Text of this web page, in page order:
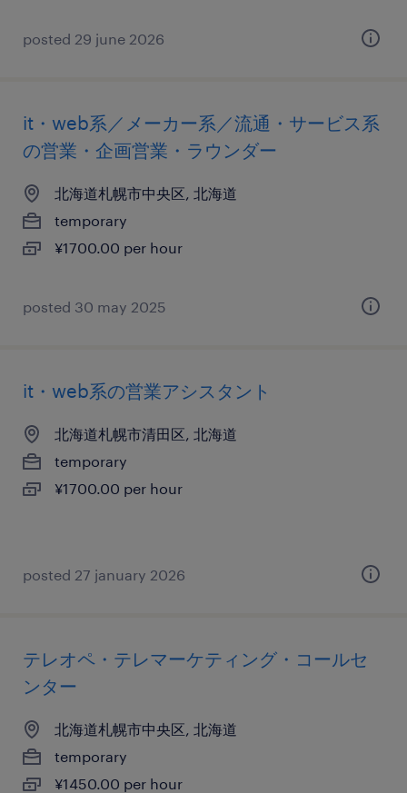
posted 29 june 2026
it・web系／メーカー系／流通・サービス系
の営業・企画営業・ラウンダー
北海道札幌市中央区, 北海道
temporary
¥1700.00 per hour
posted 30 may 2025
it・web系の営業アシスタント
北海道札幌市清田区, 北海道
temporary
¥1700.00 per hour
posted 27 january 2026
テレオペ・テレマーケティング・コールセ
ンター
北海道札幌市中央区, 北海道
temporary
¥1450.00 per hour